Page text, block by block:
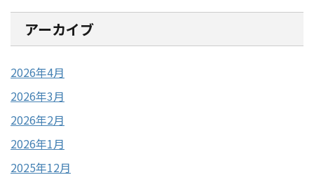
アーカイブ
2026年4月
2026年3月
2026年2月
2026年1月
2025年12月